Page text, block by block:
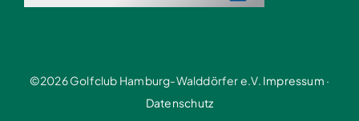
©2026 Golfclub Hamburg-Walddörfer e.V. Impressum ·
Datenschutz